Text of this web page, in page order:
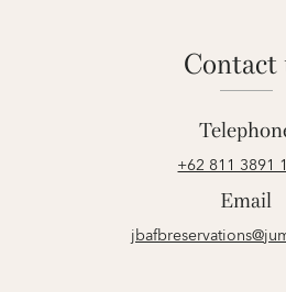
contact
+62 811 3891
Email